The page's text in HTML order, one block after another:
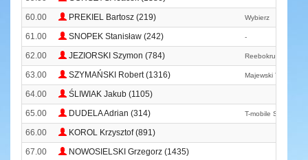
60.00
PREKIEL Bartosz (219) Wybierz
61.00 SNOPEK Stanisław (242) -
62.00 JEZIORSKI Szymon (784) Reebokruncrew Ldz
63.00 SZYMAŃSKI Robert (1316) Majewski Team
64.00
ŚLIWIAK Jakub (1105)
65.00
DUDELA Adrian (314) T-mobile Sport
66.00
KOROL Krzysztof (891)
67.00
NOWOSIELSKI Grzegorz (1435)